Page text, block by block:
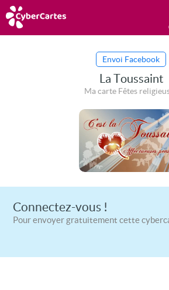
Toutes les cartes
Envoi Facebook
La Toussaint
Ma carte Fêtes
Connectez-vous !
Pour envoyer gratuitement cette